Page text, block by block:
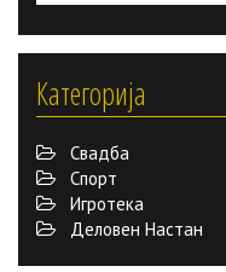
Категорија
Свадба
Спорт
Игротека
Деловен Настан